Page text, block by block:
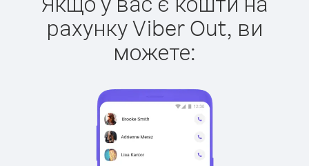
рахунку Viber Out, ви
можете: